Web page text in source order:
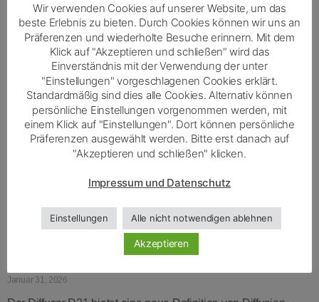
Diffusor D21 – die neue Klang-Dimension
Januar 31, 2026
Wir verwenden Cookies auf unserer Website, um das
beste Erlebnis zu bieten. Durch Cookies können wir uns an
Präferenzen und wiederholte Besuche erinnern. Mit dem
Klick auf "Akzeptieren und schließen" wird das
Einverständnis mit der Verwendung der unter
"Einstellungen" vorgeschlagenen Cookies erklärt.
Standardmäßig sind dies alle Cookies. Alternativ können
persönliche Einstellungen vorgenommen werden, mit
einem Klick auf "Einstellungen". Dort können persönliche
Präferenzen ausgewählt werden. Bitte erst danach auf
"Akzeptieren und schließen" klicken.
Impressum und Datenschutz
Einstellungen Alle nicht notwendigen ablehnen
Akzeptieren